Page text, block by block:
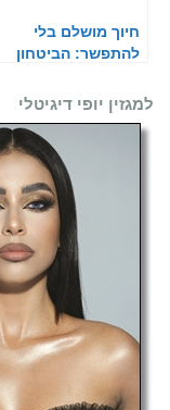
חיוך מושלם בלי
להתפשר: הביטחון
בחיוך
למגזין יופי דיגיטלי